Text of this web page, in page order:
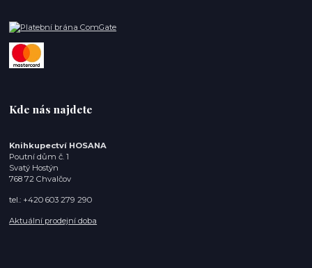
Kde nás najdete
Knihkupectví HOSANA
Poutní dům č. 1
Svatý Hostýn
768 72 Chvalčov
tel.: +420 603 279 290
Aktuální prodejní doba